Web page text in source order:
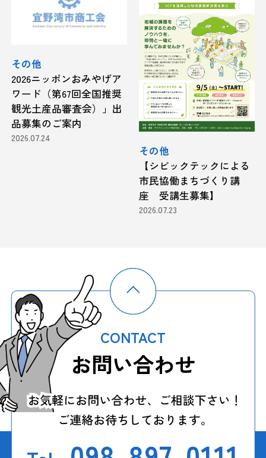
その他
2026ニッポンおみやげア
ワード（第67回全国推奨
観光土産品審査会）」出
品募集のご案内
2026.07.24
その他
【シビックテックによる
市民協働まちづくり講
座 受講生募集】
2026.07.23
CONTACT
お問い合わせ